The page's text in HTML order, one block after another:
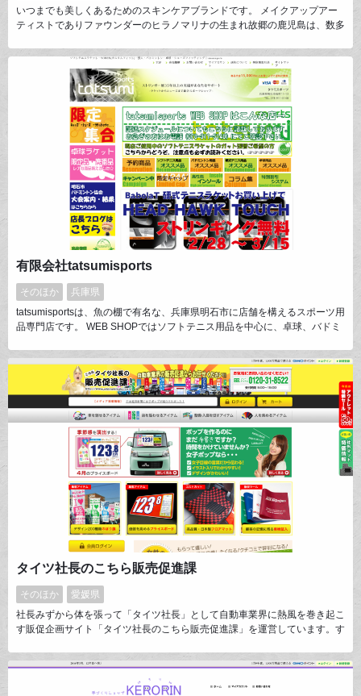
いつまでも美しくあるためのスキンケアブランドです。 メイクアップアー
ティストでありファウンダーのヒラノマリナの生まれ故郷の鹿児島は、数多
渓流水を使ってスキンケアアイテムを作っています。ストレスフリーの健康
的な美しさを提案しています。
有限会社tatsumisports
そのほか
兵庫県
tatsumisportsは、魚の棚で有名な、兵庫県明石市に店舗を構えるスポーツ用
品専門店です。 WEB SHOPではソフトテニス用品を中心に、卓球、バドミ
ンオーダーでラケットを別注するYONEXカスタムフィットシステムが多く
のお客様から好評いただいております。 ガット張りもこだわって行ってお
ります。 是非一度覗いてみてください。
タイツ社長のこちら販売促進課
そのほか
愛媛県
社長みずから体を張って「タイツ社長」として自動車業界に熱風を巻き起こ
す販促企画サイト「タイツ社長のこちら販売促進課」を運営しています。す
自動車展示場集客率200%アップを目指します！